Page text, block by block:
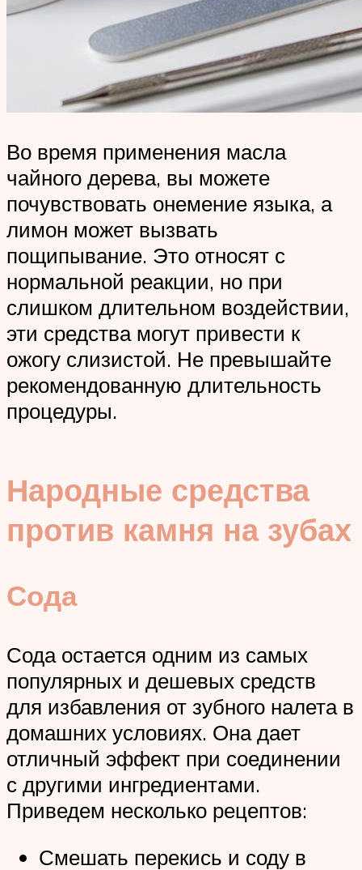
Во время применения масла
чайного дерева, вы можете
почувствовать онемение языка, а
лимон может вызвать
пощипывание. Это относят с
нормальной реакции, но при
слишком длительном воздействии,
эти средства могут привести к
ожогу слизистой. Не превышайте
рекомендованную длительность
процедуры.
Народные средства
против камня на зубах
Сода
Сода остается одним из самых
популярных и дешевых средств
для избавления от зубного налета в
домашних условиях. Она дает
отличный эффект при соединении
с другими ингредиентами.
Приведем несколько рецептов:
Смешать перекись и соду в